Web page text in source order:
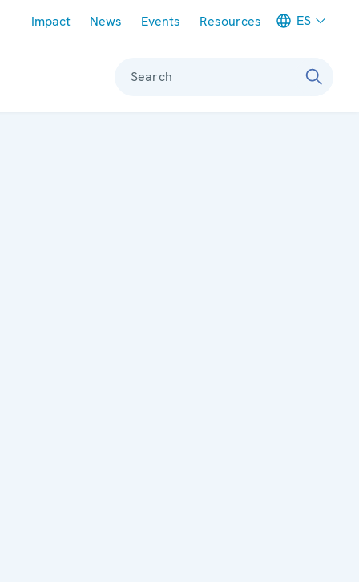
Impact News Events Resources ES
Search